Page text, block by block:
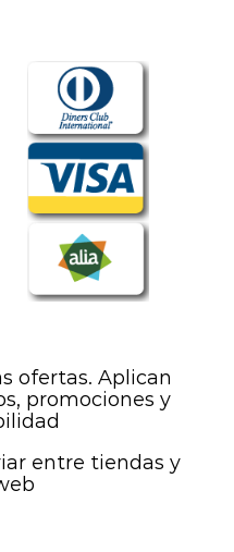
ofertas. Aplican
promociones y
entre tiendas y